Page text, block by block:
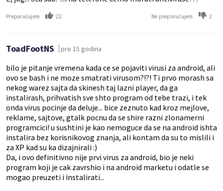
Preporučujem 22 Ne preporučujem 2
ToadFootNS pre 15 godina
bilo je pitanje vremena kada ce se pojaviti virusi za android, ali
ovo se bash i ne moze smatrati virusom?!?! Ti prvo morash sa
nekog warez sajta da skinesh taj lazni player, da ga
instalirash, prihvatish sve shto program od tebe trazi, i tek
onda virus pocinje da deluje... bice zeznuto kad kroz mejlove,
reklame, sajtove, gtalk pocnu da se shire razni zlonamerni
programcici! u sushtini je kao nemoguce da se na android ishta
instalira bez korisnikovog znanja, ali kontam da su to mislili i
za XP kad su ka dizajnirali :)
Da, i ovo definitivno nije prvi virus za android, bio je neki
program koji je cak zavrshio i na android marketu i odatle se
mogao preuzeti i instalirati...